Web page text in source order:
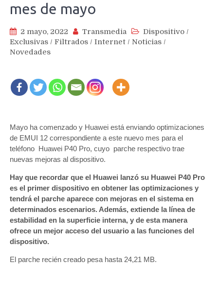
mes de mayo
2 mayo, 2022 Transmedia Dispositivo /
Exclusivas / Filtrados / Internet / Noticias /
Novedades
Mayo ha comenzado y Huawei está enviando optimizaciones
de EMUI 12 correspondiente a este nuevo mes para el
teléfono Huawei P40 Pro, cuyo parche respectivo trae
nuevas mejoras al dispositivo.
Hay que recordar que el Huawei lanzó su Huawei P40 Pro
es el primer dispositivo en obtener las optimizaciones y
tendrá el parche aparece con mejoras en el sistema en
determinados escenarios. Además, extiende la línea de
estabilidad en la superficie interna, y de esta manera
ofrece un mejor acceso del usuario a las funciones del
dispositivo.
El parche recién creado pesa hasta 24,21 MB.